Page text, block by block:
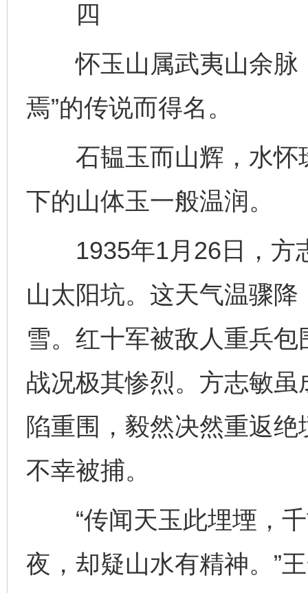
四
怀玉山属武夷山余脉
焉”的传说而得名。
石韫玉而山辉，水怀
下的山体玉一般温润。
1935年1月26日，方
山太阳坑。这天气温骤
雪。红十军被敌人重兵
战况极其惨烈。方志敏
陷重围，毅然决然重返
不幸被捕。
“传闻天玉此埋堙，千
夜，却疑山水有精神。”